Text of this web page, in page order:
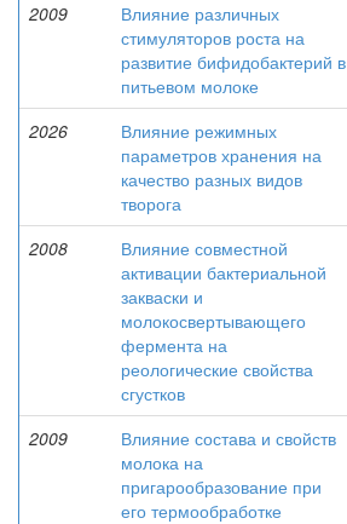
2009
Влияние различных
стимуляторов роста на
развитие бифидобактерий в
питьевом молоке
2026
Влияние режимных
параметров хранения на
качество разных видов
творога
2008
Влияние совместной
активации бактериальной
закваски и
молокосвертывающего
фермента на
реологические свойства
сгустков
2009
Влияние состава и свойств
молока на
пригарообразование при
его термообработке